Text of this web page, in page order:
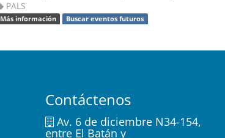
PALS
Más información Buscar eventos futuros
Contáctenos
Av. 6 de diciembre N34-154,
entre El Batán y